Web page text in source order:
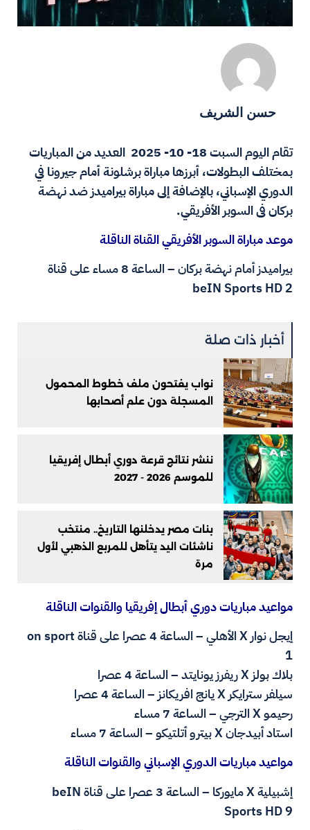
حسن الشريف
تقام اليوم السبت 18- 10- 2025 العديد من المباريات
بمختلف البطولات، أبرزها مباراة برشلونة أمام جيرونا في
الدوري الإسباني، بالإضافة إلى مباراة بيراميدز ضد نهضة
بركان فى السوبر الأفريقي.
موعد مباراة السوبر الأفريقي القناة الناقلة
بيراميدز أمام نهضة بركان – الساعة 8 مساء على قناة
beIN Sports HD 2
أخبار ذات صلة
نواب يفتحون ملف خطوط المحمول
المسجلة دون علم أصحابها
ننشر نتائج قرعة دوري أبطال إفريقيا
للموسم 2026 - 2027
بنات مصر يدخلنها التاريخ.. منتخب
ناشئات اليد يتأهل للمربع الذهبي لأول
مرة
مواعيد مباريات دوري أبطال إفريقيا والقنوات الناقلة
إيجل نوار X الأهلي – الساعة 4 عصرا على قناة on sport
1
بلاك بولز X ريفرز يونايتد – الساعة 4 عصرا
سيلفر سترايكر X يانج افريكانز – الساعة 4 عصرا
رحيمو X الترجي – الساعة 7 مساء
استاد أبيدجان X بيترو أتلتيكو – الساعة 7 مساء
مواعيد مباريات الدوري الإسباني والقنوات الناقلة
إشبيلية X مايوركا – الساعة 3 عصرا على قناة beIN
Sports HD 9